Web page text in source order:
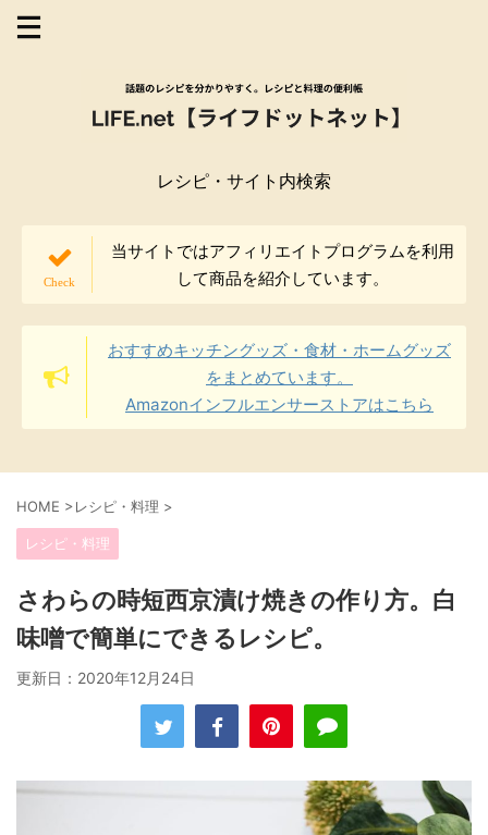
レシピ・サイト内検索
当サイトではアフィリエイトプログラムを利用
して商品を紹介しています。
おすすめキッチングッズ・食材・ホームグッズ
をまとめています。
Amazonインフルエンサーストアはこちら
HOME >レシピ・料理 >
レシピ・料理
さわらの時短西京漬け焼きの作り方。白
味噌で簡単にできるレシピ。
更新日： 2020年12月24日